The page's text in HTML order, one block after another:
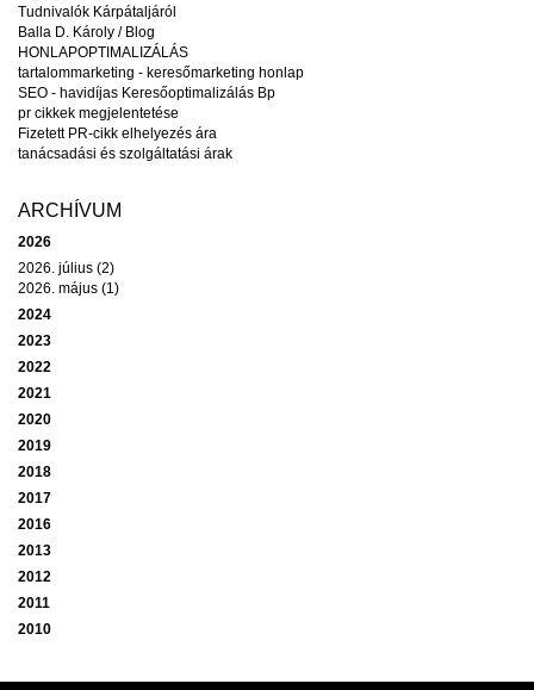
Tudnivalók Kárpátaljáról
Balla D. Károly / Blog
HONLAPOPTIMALIZÁLÁS
tartalommarketing - keresőmarketing honlap
SEO - havidíjas Keresőoptimalizálás Bp
pr cikkek megjelentetése
Fizetett PR-cikk elhelyezés ára
tanácsadási és szolgáltatási árak
ARCHÍVUM
2026
2026. július (2)
2026. május (1)
2024
2023
2022
2021
2020
2019
2018
2017
2016
2013
2012
2011
2010